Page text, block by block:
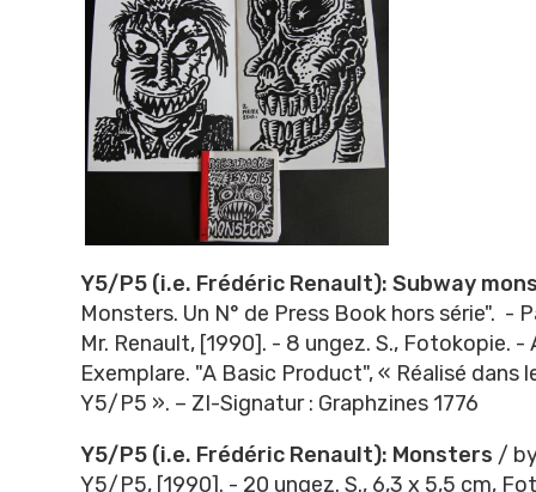
Y5/P5 (i.e. Frédéric Renault): Subway
Monsters. Un N° de Press Book hors série". -
Mr. Renault, [1990]. - 8 ungez. S., Fotokopie. -
Exemplare. "A Basic Product", « Réalisé dans
Y5/P5 ». – ZI-Signatur : Graphzines 1776
Y5/P5 (i.e. Frédéric Renault): Monsters /
Y5/P5, [1990]. - 20 ungez. S., 6,3 x 5,5 cm,